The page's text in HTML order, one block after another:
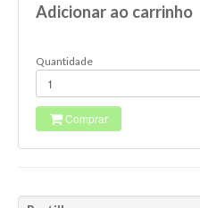
Adicionar ao carrinho
Quantidade
Comprar